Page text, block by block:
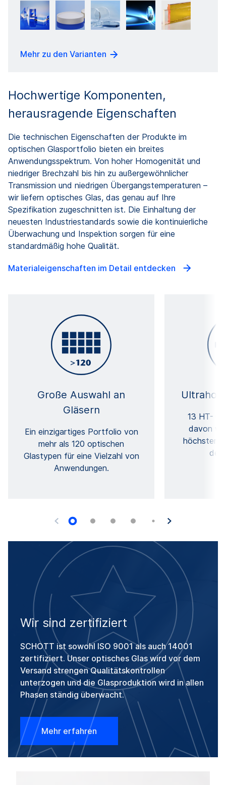
Mehr zu den Varianten
Hochwertige Komponenten,
herausragende Eigenschaften
Die technischen Eigenschaften der Produkte im
optischen Glasportfolio bieten ein breites
Anwendungsspektrum. Von hoher Homogenität und
niedriger Brechzahl bis hin zu außergewöhnlicher
Transmission und niedrigen Übergangstemperaturen –
wir liefern optisches Glas, das genau auf Ihre
Spezifikation zugeschnitten ist. Die Einhaltung der
neuesten Industriestandards sowie die kontinuierliche
Überwachung und Inspektion sorgen für eine
standardmäßig hohe Qualität.
Materialeigenschaften im Detail entdecken
Große Auswahl an
Gläsern
Ein einzigartiges Portfolio von
mehr als 120 optischen
Glastypen für eine Vielzahl von
Anwendungen.
13 HT-
davon
höchsten
Wir sind zertifiziert
SCHOTT ist sowohl ISO 9001 als auch 14001
zertifiziert. Unser optisches Glas wird vor dem
Versand strengen Qualitätskontrollen
unterzogen und die Glasproduktion wird in allen
Phasen ständig überwacht.
Mehr erfahren